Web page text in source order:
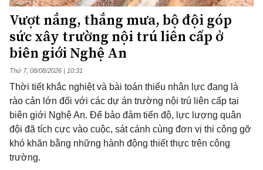
Vượt nắng, thắng mưa, bộ đội góp
sức xây trường nội trú liên cấp ở
biên giới Nghệ An
Thứ 7, 08/08/2026 | 10:31
Thời tiết khắc nghiệt và bài toán thiếu nhân lực đang là
rào cản lớn đối với các dự án trường nội trú liên cấp tại
biên giới Nghệ An. Để bảo đảm tiến độ, lực lượng quân
đội đã tích cực vào cuộc, sát cánh cùng đơn vị thi công gỡ
khó khăn bằng những hành động thiết thực trên công
trường.